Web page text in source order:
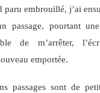
paru embrouillé, j’ai
passage, pourtant
de m’arrêter,
emportée.
sont de